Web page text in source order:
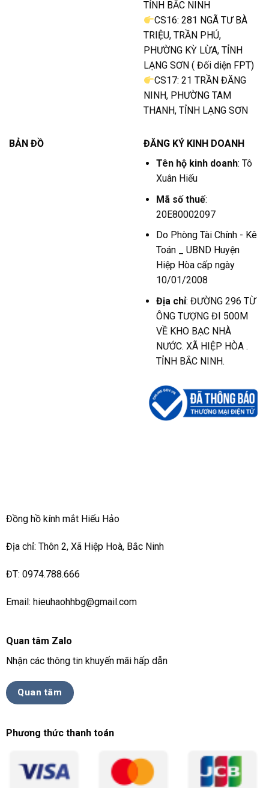
TỈNH BẮC NINH
CS16: 281 NGÃ TƯ BÀ
TRIỆU, TRẦN PHÚ,
PHƯỜNG KỲ LỪA, TỈNH
LẠNG SƠN ( Đối diện FPT)
CS17: 21 TRẦN ĐĂNG
NINH, PHƯỜNG TAM
THANH, TỈNH LẠNG SƠN
BẢN ĐỒ
ĐĂNG KÝ KINH DOANH
Tên hộ kinh doanh: Tô
Xuân Hiếu
Mã số thuế:
20E80002097
Do Phòng Tài Chính - Kê
Toán _ UBND Huyện
Hiệp Hòa cấp ngày
10/01/2008
Địa chỉ: ĐƯỜNG 296 TỪ
ÔNG TƯỢNG ĐI 500M
VỀ KHO BẠC NHÀ
NƯỚC. XÃ HIỆP HÒA .
TỈNH BẮC NINH.
Đồng hồ kính mắt Hiếu Hảo
Địa chỉ: Thôn 2, Xã Hiệp Hoà, Bắc Ninh
ĐT: 0974.788.666
Email: hieuhaohhbg@gmail.com
Quan tâm Zalo
Nhận các thông tin khuyến mãi hấp dẫn
Quan tâm
Phương thức thanh toán